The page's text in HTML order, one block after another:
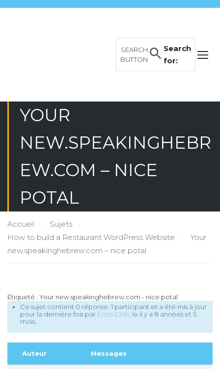
Search
for:
SEARCH
BUTTON
YOUR
NEW.SPEAKINGHEBR
EW.COM – NICE
POTAL
Accueil
Sujets
How to build a Restaurant WordPress Website
Your
new.speakinghebrew.com – nice potal
Étiqueté : Your new.speakinghebrew.com - nice potal
Ce sujet contient 0 réponse, 1 participant et a été mis à jour
pour la dernière fois par Enzo Cirilli , le il y a 8 années et 5
mois
Auteur Messages